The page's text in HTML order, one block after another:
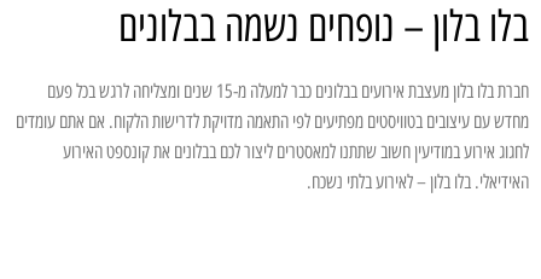
בלו בלון – נופחים נשמה בבלונים
חברת בלו בלון מעצבת אירועים בבלונים כבר למעלה מ-15 שנים ומצליחה לרגש בכל פעם
מחדש עם עיצובים בטוויסטים מפתיעים לפי התאמה מדויקת לדרישות הלקוח. אם אתם עומדים
לחגוג אירוע במודיעין חשוב שתתנו למאסטרים ליצור לכם בבלונים את קונספט האירוע
האידיאלי. בלו בלון – לאירוע בלתי נשכח.